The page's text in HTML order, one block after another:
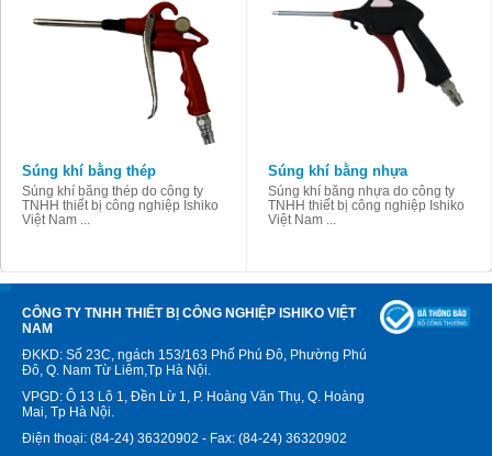
Súng khí bằng thép
Súng khí bằng thép do công ty
TNHH thiết bị công nghiệp Ishiko
Việt Nam ...
Súng khí bằng nhựa
Súng khí bằng nhựa do công ty
TNHH thiết bị công nghiệp Ishiko
Việt Nam ...
CÔNG TY TNHH THIẾT BỊ CÔNG NGHIỆP ISHIKO VIỆT
NAM
ĐKKD: Số 23C, ngách 153/163 Phố Phú Đô, Phường Phú
Đô, Q. Nam Từ Liêm,Tp Hà Nội.
VPGD: Ô 13 Lô 1, Đền Lừ 1, P. Hoàng Văn Thụ, Q. Hoàng
Mai, Tp Hà Nội.
Điện thoại: (84-24) 36320902 - Fax: (84-24) 36320902